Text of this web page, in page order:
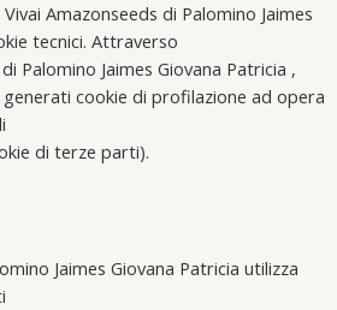
Amazonseeds di Palomino Jaimes
tecnici. Attraverso
Palomino Jaimes Giovana Patricia ,
cookie di profilazione ad opera
di terze parti).
Jaimes Giovana Patricia utilizza